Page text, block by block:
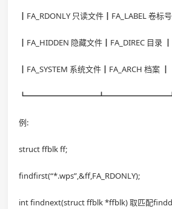
┃FA_RDONLY 只读文件┃FA_LABEL 卷标
┃FA_HIDDEN 隐藏文件┃FA_DIREC 目录 ┃
┃FA_SYSTEM 系统文件┃FA_ARCH 档案 ┃
例:
struct ffblk ff;
findfirst(“*.wps”,&ff,FA_RDONLY);
int findnext(struct ffblk *ffblk) 取匹配